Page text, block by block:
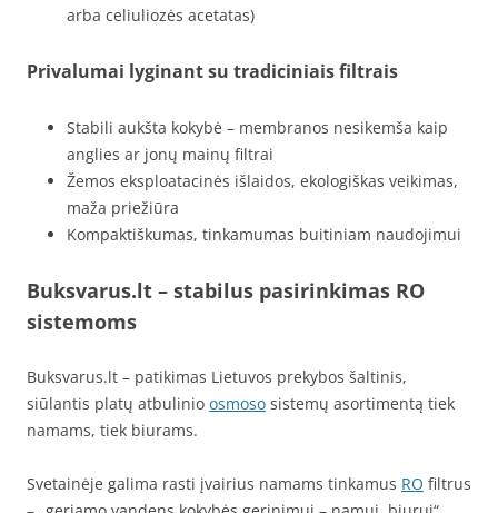
arba celiuliozės acetatas)
Privalumai lyginant su tradiciniais filtrais
Stabili aukšta kokybė – membranos nesikemša kaip
anglies ar jonų mainų filtrai
Žemos eksploatacinės išlaidos, ekologiškas veikimas,
maža priežiūra
Kompaktiškumas, tinkamumas buitiniam naudojimui
Buksvarus.lt – stabilus pasirinkimas RO
sistemoms
Buksvarus.lt – patikimas Lietuvos prekybos šaltinis,
siūlantis platų atbulinio osmoso sistemų asortimentą tiek
namams, tiek biurams.
Svetainėje galima rasti įvairius namams tinkamus RO filtrus